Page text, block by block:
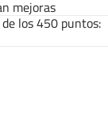
mejoras
los 450 puntos: